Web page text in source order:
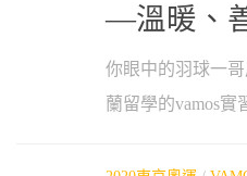
—溫暖、
你眼中的羽球一
蘭留學的vamos實